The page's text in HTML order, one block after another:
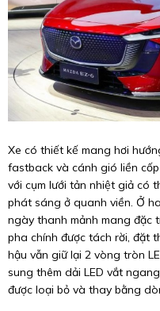
Xe có thiết kế mang hơi
fastback và cánh gió liền
với cụm lưới tản nhiệt giả có
phát sáng ở quanh viền. Ở
ngày thanh mảnh mang đặc
pha chính được tách rời, đặt
hậu vẫn giữ lại 2 vòng tròn
sung thêm dải LED vắt
được loại bỏ và thay bằng